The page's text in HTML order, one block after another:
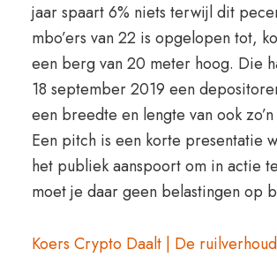
jaar spaart 6% niets terwijl dit
mbo’ers van 22 is opgelopen tot,
een berg van 20 meter hoog. Die
18 september 2019 een
een breedte en lengte van ook
Een pitch is een korte presentatie
het publiek aanspoort om in actie
moet je daar geen belastingen op
Koers Crypto Daalt | De